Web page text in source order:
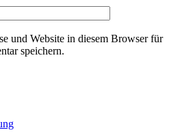
und Website in diesem Browser für
speichern.